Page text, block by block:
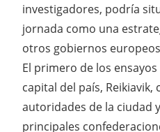
investigadores, podría
jornada como una
otros gobiernos
El primero de los
capital del país,
autoridades de la ciudad
principales